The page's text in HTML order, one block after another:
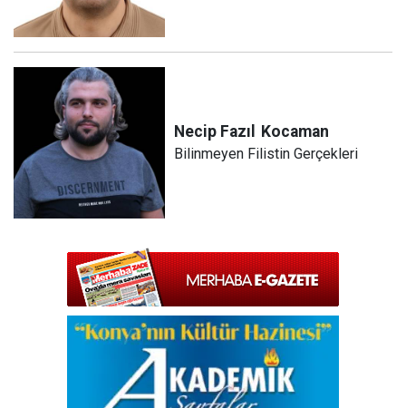
Necip Fazıl Kocaman
Bilinmeyen Filistin Gerçekleri